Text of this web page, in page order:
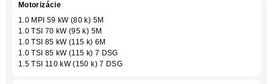
Motorizácie
1.0 MPI 59 kW (80 k) 5M
1.0 TSI 70 kW (95 k) 5M
1.0 TSI 85 kW (115 k) 6M
1.0 TSI 85 kW (115 k) 7 DSG
1.5 TSI 110 kW (150 k) 7 DSG